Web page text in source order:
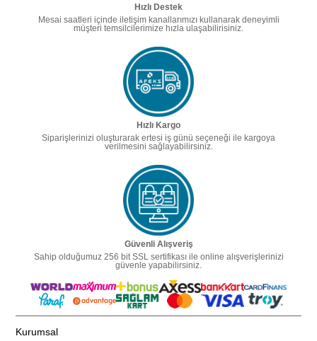
Hızlı Destek
Mesai saatleri içinde iletişim kanallarımızı kullanarak deneyimli
müşteri temsilcilerimize hızla ulaşabilirisiniz.
Hızlı Kargo
Siparişlerinizi oluşturarak ertesi iş günü seçeneği ile kargoya
verilmesini sağlayabilirsiniz.
Güvenli Alışveriş
Sahip olduğumuz 256 bit SSL sertifikası ile online alışverişlerinizi
güvenle yapabilirsiniz.
Kurumsal